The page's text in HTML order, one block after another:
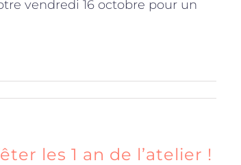
vendredi 16 octobre pour un
les 1 an de l’atelier !